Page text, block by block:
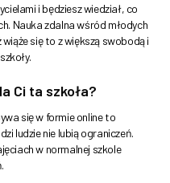
i będziesz wiedział, co
Nauka zdalna wśród młodych
się to z większą swobodą i
Ci ta szkoła?
się w formie online to
ludzie nie lubią ograniczeń.
w normalnej szkole